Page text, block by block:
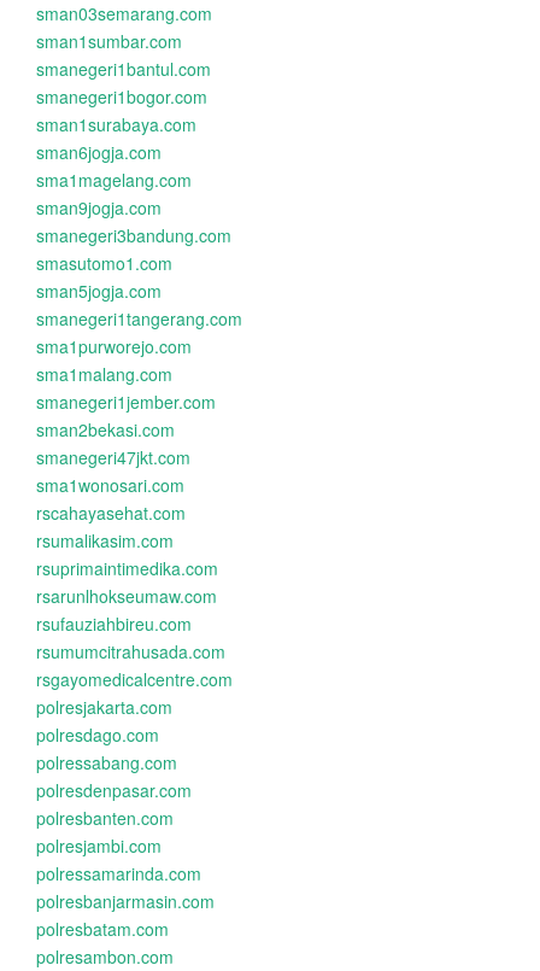
sman03semarang.com
sman1sumbar.com
smanegeri1bantul.com
smanegeri1bogor.com
sman1surabaya.com
sman6jogja.com
sma1magelang.com
sman9jogja.com
smanegeri3bandung.com
smasutomo1.com
sman5jogja.com
smanegeri1tangerang.com
sma1purworejo.com
sma1malang.com
smanegeri1jember.com
sman2bekasi.com
smanegeri47jkt.com
sma1wonosari.com
rscahayasehat.com
rsumalikasim.com
rsuprimaintimedika.com
rsarunlhokseumaw.com
rsufauziahbireu.com
rsumumcitrahusada.com
rsgayomedicalcentre.com
polresjakarta.com
polresdago.com
polressabang.com
polresdenpasar.com
polresbanten.com
polresjambi.com
polressamarinda.com
polresbanjarmasin.com
polresbatam.com
polresambon.com